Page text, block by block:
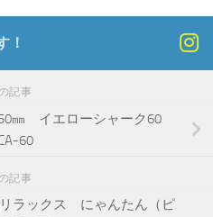
！
記事
㎜ イエローシャーク60
60
記事
ラックス にゃんたん（ピ